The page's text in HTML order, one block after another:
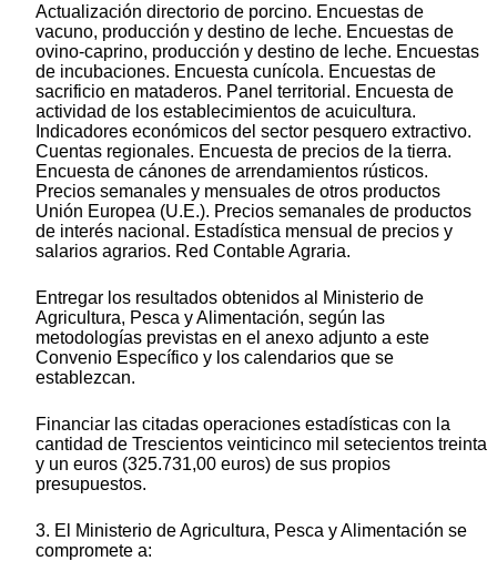
Actualización directorio de porcino. Encuestas de
vacuno, producción y destino de leche. Encuestas de
ovino-caprino, producción y destino de leche. Encuestas
de incubaciones. Encuesta cunícola. Encuestas de
sacrificio en mataderos. Panel territorial. Encuesta de
actividad de los establecimientos de acuicultura.
Indicadores económicos del sector pesquero extractivo.
Cuentas regionales. Encuesta de precios de la tierra.
Encuesta de cánones de arrendamientos rústicos.
Precios semanales y mensuales de otros productos
Unión Europea (U.E.). Precios semanales de productos
de interés nacional. Estadística mensual de precios y
salarios agrarios. Red Contable Agraria.
Entregar los resultados obtenidos al Ministerio de
Agricultura, Pesca y Alimentación, según las
metodologías previstas en el anexo adjunto a este
Convenio Específico y los calendarios que se
establezcan.
Financiar las citadas operaciones estadísticas con la
cantidad de Trescientos veinticinco mil setecientos treinta
y un euros (325.731,00 euros) de sus propios
presupuestos.
3. El Ministerio de Agricultura, Pesca y Alimentación se
compromete a: